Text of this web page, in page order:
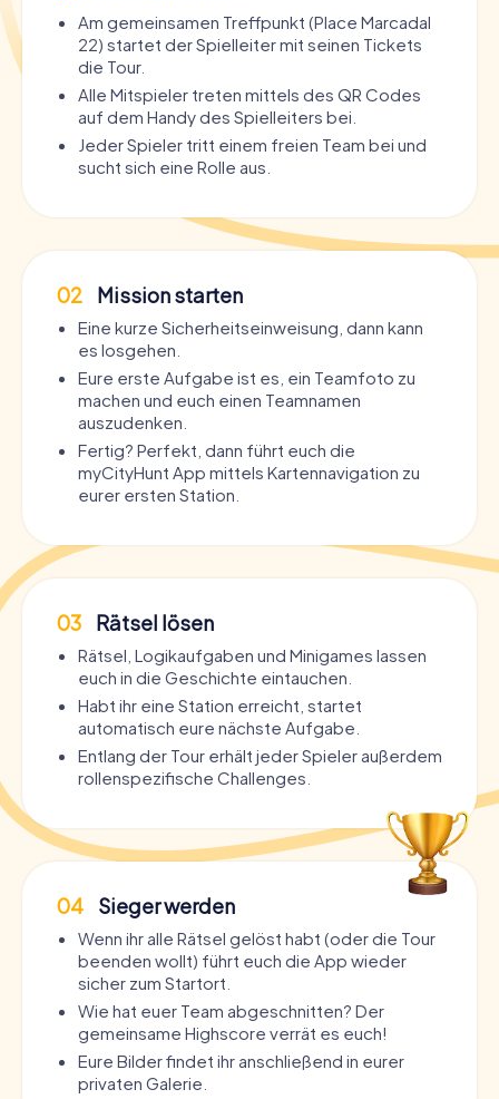
Am gemeinsamen Treffpunkt (Place Marcadal
22) startet der Spielleiter mit seinen Tickets
die Tour.
Alle Mitspieler treten mittels des QR Codes
auf dem Handy des Spielleiters bei.
Jeder Spieler tritt einem freien Team bei und
sucht sich eine Rolle aus.
02 Mission starten
Eine kurze Sicherheitseinweisung, dann kann
es losgehen.
Eure erste Aufgabe ist es, ein Teamfoto zu
machen und euch einen Teamnamen
auszudenken.
Fertig? Perfekt, dann führt euch die
myCityHunt App mittels Kartennavigation zu
eurer ersten Station.
03 Rätsel lösen
Rätsel, Logikaufgaben und Minigames lassen
euch in die Geschichte eintauchen.
Habt ihr eine Station erreicht, startet
automatisch eure nächste Aufgabe.
Entlang der Tour erhält jeder Spieler außerdem
rollenspezifische Challenges.
04 Sieger werden
Wenn ihr alle Rätsel gelöst habt (oder die Tour
beenden wollt) führt euch die App wieder
sicher zum Startort.
Wie hat euer Team abgeschnitten? Der
gemeinsame Highscore verrät es euch!
Eure Bilder findet ihr anschließend in eurer
privaten Galerie.